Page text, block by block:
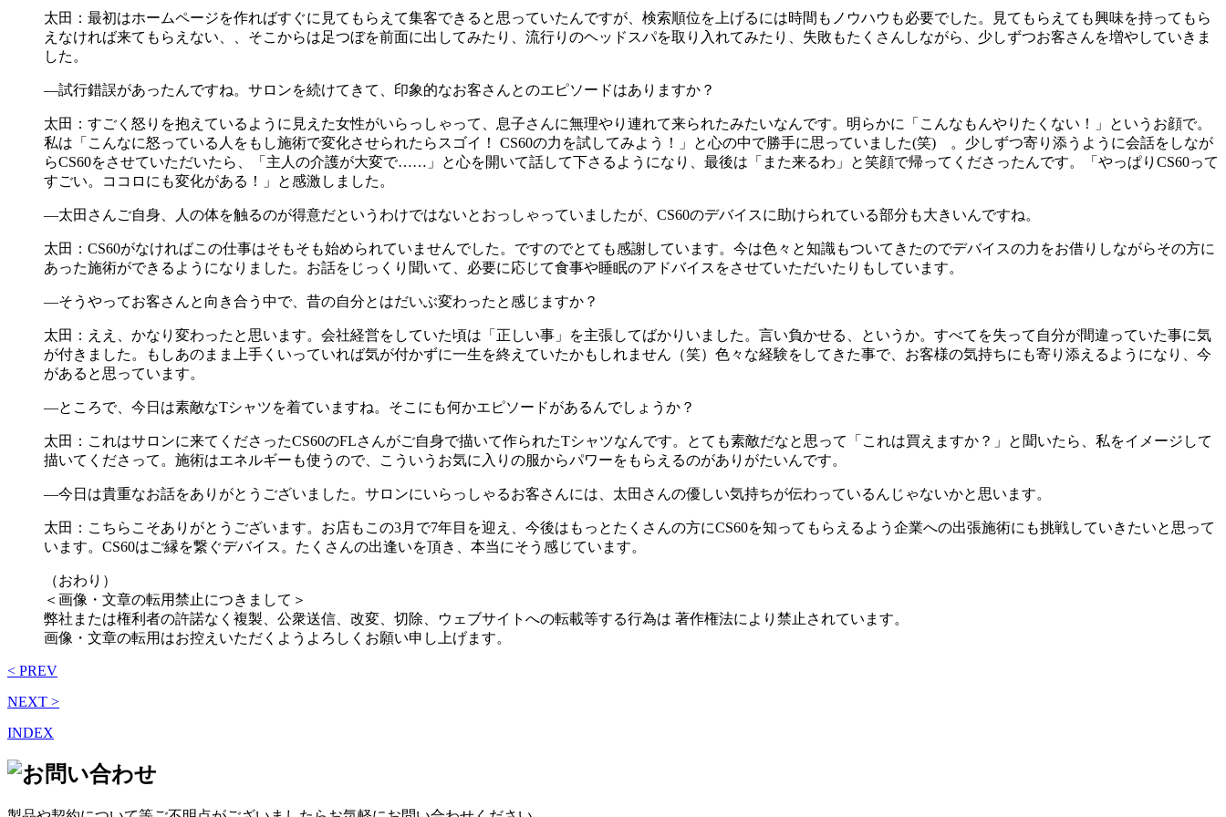
太田：最初はホームページを作ればすぐに見てもらえて集客できると思っていたんですが、検索順位を上げるには時間もノウハウも必要でした。見てもらえても興味を持ってもら
えなければ来てもらえない、、そこからは足つぼを前面に出してみたり、流行りのヘッドスパを取り入れてみたり、失敗もたくさんしながら、少しずつお客さんを増やしていきま
した。
―試行錯誤があったんですね。サロンを続けてきて、印象的なお客さんとのエピソードはありますか？
太田：すごく怒りを抱えているように見えた女性がいらっしゃって、息子さんに無理やり連れて来られたみたいなんです。明らかに「こんなもんやりたくない！」というお顔で。
私は「こんなに怒っている人をもし施術で変化させられたらスゴイ！ CS60の力を試してみよう！」と心の中で勝手に思っていました(笑) 。少しずつ寄り添うように会話をしなが
らCS60をさせていただいたら、「主人の介護が大変で……」と心を開いて話して下さるようになり、最後は「また来るわ」と笑顔で帰ってくださったんです。「やっぱりCS60って
すごい。ココロにも変化がある！」と感激しました。
―太田さんご自身、人の体を触るのが得意だというわけではないとおっしゃっていましたが、CS60のデバイスに助けられている部分も大きいんですね。
太田：CS60がなければこの仕事はそもそも始められていませんでした。ですのでとても感謝しています。今は色々と知識もついてきたのでデバイスの力をお借りしながらその方に
あった施術ができるようになりました。お話をじっくり聞いて、必要に応じて食事や睡眠のアドバイスをさせていただいたりもしています。
―そうやってお客さんと向き合う中で、昔の自分とはだいぶ変わったと感じますか？
太田：ええ、かなり変わったと思います。会社経営をしていた頃は「正しい事」を主張してばかりいました。言い負かせる、というか。すべてを失って自分が間違っていた事に気
が付きました。もしあのまま上手くいっていれば気が付かずに一生を終えていたかもしれません（笑）色々な経験をしてきた事で、お客様の気持ちにも寄り添えるようになり、今
があると思っています。
―ところで、今日は素敵なTシャツを着ていますね。そこにも何かエピソードがあるんでしょうか？
太田：これはサロンに来てくださったCS60のFLさんがご自身で描いて作られたTシャツなんです。とても素敵だなと思って「これは買えますか？」と聞いたら、私をイメージして
描いてくださって。施術はエネルギーも使うので、こういうお気に入りの服からパワーをもらえるのがありがたいんです。
―今日は貴重なお話をありがとうございました。サロンにいらっしゃるお客さんには、太田さんの優しい気持ちが伝わっているんじゃないかと思います。
太田：こちらこそありがとうございます。お店もこの3月で7年目を迎え、今後はもっとたくさんの方にCS60を知ってもらえるよう企業への出張施術にも挑戦していきたいと思って
います。CS60はご縁を繋ぐデバイス。たくさんの出逢いを頂き、本当にそう感じています。
（おわり）
＜画像・文章の転用禁止につきまして＞
弊社または権利者の許諾なく複製、公衆送信、改変、切除、ウェブサイトへの転載等する行為は 著作権法により禁止されています。
画像・文章の転用はお控えいただくようよろしくお願い申し上げます。
< PREV
NEXT >
INDEX